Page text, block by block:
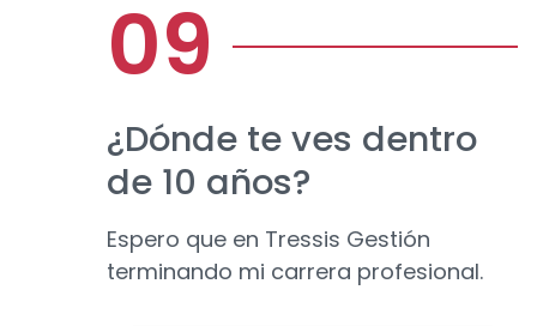
¿Dónde te ves dentro
de 10 años?
Espero que en Tressis Gestión
terminando mi carrera profesional.